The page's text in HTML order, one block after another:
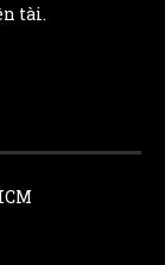
tài.